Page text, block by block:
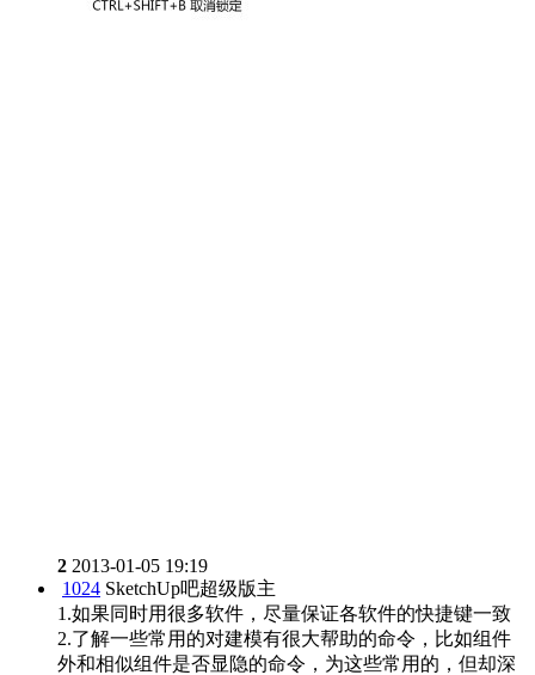
2 2013-01-05 19:19
1024 SketchUp吧超级版主
1.如果同时用很多软件，尽量保证各软件的快捷键一致
2.了解一些常用的对建模有很大帮助的命令，比如组件
外和相似组件是否显隐的命令，为这些常用的，但却深